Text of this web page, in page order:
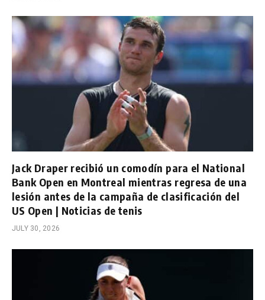
Jack Draper recibió un comodín para el National
Bank Open en Montreal mientras regresa de una
lesión antes de la campaña de clasificación del
US Open | Noticias de tenis
JULY 30, 2026